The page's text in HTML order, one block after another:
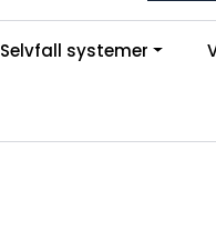
Selvfall systemer